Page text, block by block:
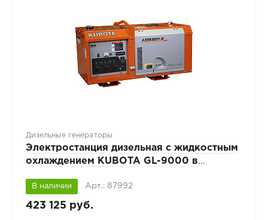
Дизельные генераторы
Электростанция дизельная с жидкостным
охлаждением KUBOTA GL-9000 в
В наличии Арт.: 87992
423 125 руб.